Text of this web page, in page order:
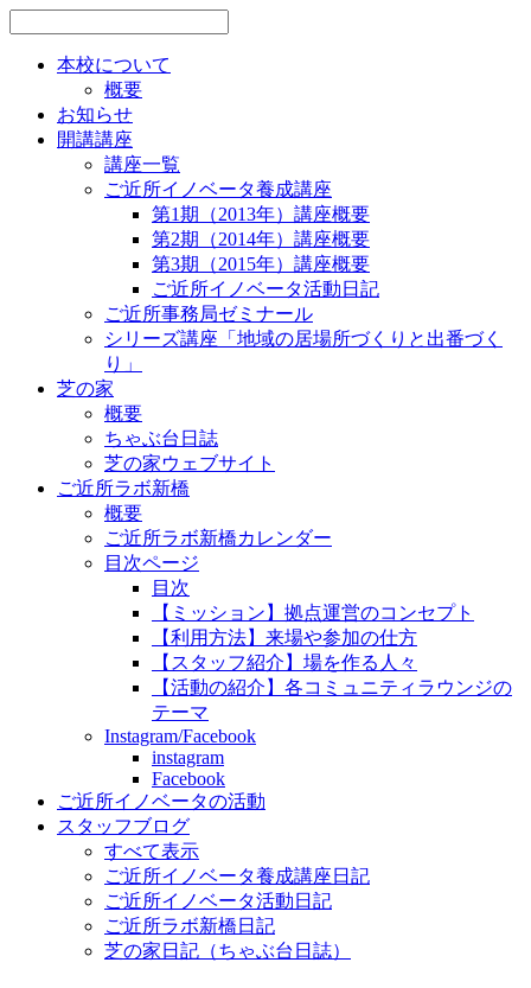
本校について
概要
お知らせ
開講講座
講座一覧
ご近所イノベータ養成講座
第1期（2013年）講座概要
第2期（2014年）講座概要
第3期（2015年）講座概要
ご近所イノベータ活動日記
ご近所事務局ゼミナール
シリーズ講座「地域の居場所づくりと出番づく
り」
芝の家
概要
ちゃぶ台日誌
芝の家ウェブサイト
ご近所ラボ新橋
概要
ご近所ラボ新橋カレンダー
目次ページ
目次
【ミッション】拠点運営のコンセプト
【利用方法】来場や参加の仕方
【スタッフ紹介】場を作る人々
【活動の紹介】各コミュニティラウンジの
テーマ
Instagram/Facebook
instagram
Facebook
ご近所イノベータの活動
スタッフブログ
すべて表示
ご近所イノベータ養成講座日記
ご近所イノベータ活動日記
ご近所ラボ新橋日記
芝の家日記（ちゃぶ台日誌）